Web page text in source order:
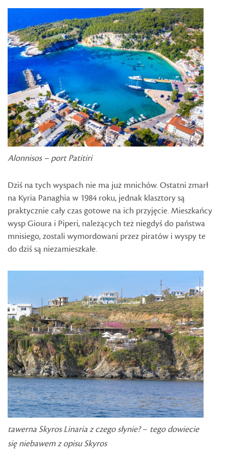
Alonnisos – port Patitiri
Dziś na tych wyspach nie ma już mnichów. Ostatni zmarł
na Kyria Panaghia w 1984 roku, jednak klasztory są
praktycznie cały czas gotowe na ich przyjęcie. Mieszkańcy
wysp Gioura i Piperi, należących też niegdyś do państwa
mnisiego, zostali wymordowani przez piratów i wyspy te
do dziś są niezamieszkałe.
tawerna Skyros Linaria z czego słynie?– tego dowiecie
się niebawem z opisu Skyros